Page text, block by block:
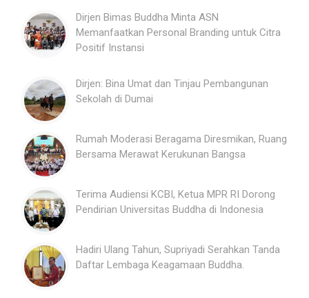
Dirjen Bimas Buddha Minta ASN
Memanfaatkan Personal Branding untuk Citra
Positif Instansi
Dirjen: Bina Umat dan Tinjau Pembangunan
Sekolah di Dumai
Rumah Moderasi Beragama Diresmikan, Ruang
Bersama Merawat Kerukunan Bangsa
Terima Audiensi KCBI, Ketua MPR RI Dorong
Pendirian Universitas Buddha di Indonesia
Hadiri Ulang Tahun, Supriyadi Serahkan Tanda
Daftar Lembaga Keagamaan Buddha.